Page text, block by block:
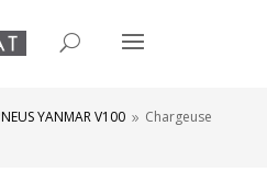
YANMAR V100 9 Chargeuse